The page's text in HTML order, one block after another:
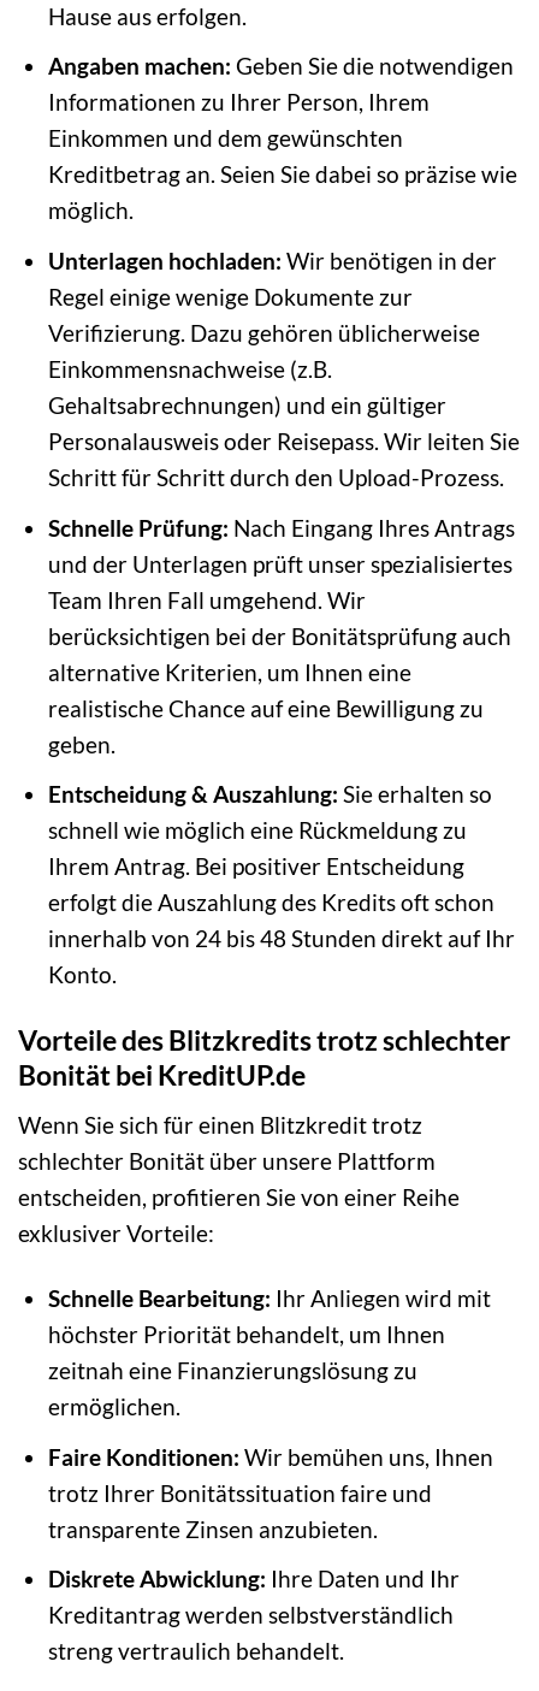
Hause aus erfolgen.
Angaben machen: Geben Sie die notwendigen
Informationen zu Ihrer Person, Ihrem
Einkommen und dem gewünschten
Kreditbetrag an. Seien Sie dabei so präzise wie
möglich.
Unterlagen hochladen: Wir benötigen in der
Regel einige wenige Dokumente zur
Verifizierung. Dazu gehören üblicherweise
Einkommensnachweise (z.B.
Gehaltsabrechnungen) und ein gültiger
Personalausweis oder Reisepass. Wir leiten Sie
Schritt für Schritt durch den Upload-Prozess.
Schnelle Prüfung: Nach Eingang Ihres Antrags
und der Unterlagen prüft unser spezialisiertes
Team Ihren Fall umgehend. Wir
berücksichtigen bei der Bonitätsprüfung auch
alternative Kriterien, um Ihnen eine
realistische Chance auf eine Bewilligung zu
geben.
Entscheidung & Auszahlung: Sie erhalten so
schnell wie möglich eine Rückmeldung zu
Ihrem Antrag. Bei positiver Entscheidung
erfolgt die Auszahlung des Kredits oft schon
innerhalb von 24 bis 48 Stunden direkt auf Ihr
Konto.
Vorteile des Blitzkredits trotz schlechter
Bonität bei KreditUP.de
Wenn Sie sich für einen Blitzkredit trotz
schlechter Bonität über unsere Plattform
entscheiden, profitieren Sie von einer Reihe
exklusiver Vorteile:
Schnelle Bearbeitung: Ihr Anliegen wird mit
höchster Priorität behandelt, um Ihnen
zeitnah eine Finanzierungslösung zu
ermöglichen.
Faire Konditionen: Wir bemühen uns, Ihnen
trotz Ihrer Bonitätssituation faire und
transparente Zinsen anzubieten.
Diskrete Abwicklung: Ihre Daten und Ihr
Kreditantrag werden selbstverständlich
streng vertraulich behandelt.